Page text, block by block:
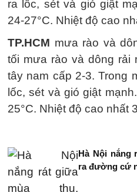
ra lốc, sét và gió giật
24-27°C. Nhiệt độ cao
TP.HCM mưa rào và
tối mưa rào và dông rải
tây nam cấp 2-3. Trong
lốc, sét và gió giật
25°C. Nhiệt độ cao nhất
Hà Nội nắng
ra đường cứ